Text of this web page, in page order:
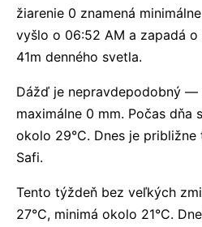
žiarenie 0 znamená
vyšlo o 06:52 AM a zapadá o
41m denného svetla.
Dážď je nepravdepodobný —
maximálne 0 mm. Počas dňa
okolo 29°C. Dnes je
Safi.
Tento týždeň bez veľkých
27°C, minimá okolo 21°C.